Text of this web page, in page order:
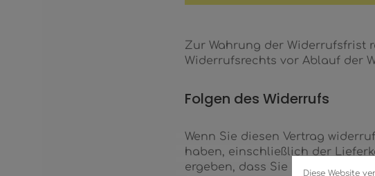
Diese Website
Zur Wahrung der Widerrufsfrist
Widerrufsrechts vor Ablauf der
Folgen des Widerrufs
Wenn Sie diesen Vertrag
haben, einschließlich der
ergeben, dass Sie eine andere